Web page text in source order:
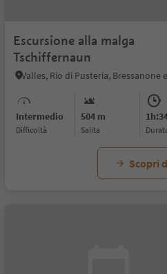
Escursione alla malga
Tschiffernaun
Valles, Rio di Pusteria, Bressanone
Intermedio
Difficoltà
504 m
Salita
Scopri